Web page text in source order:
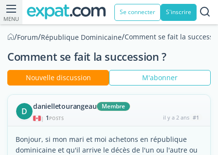
MENU
Se connecter S'inscrire
/Forum/République Dominicaine/Comment se fait la
Comment se fait la succession ?
Nouvelle discussion M'abonner
D danielletourangeau Membre
| 1 POSTS il y a 2 ans #1
Bonjour, si mon mari et moi achetons en république
dominicaine et qu'il arrive le décès de l'un ou l'autre ou